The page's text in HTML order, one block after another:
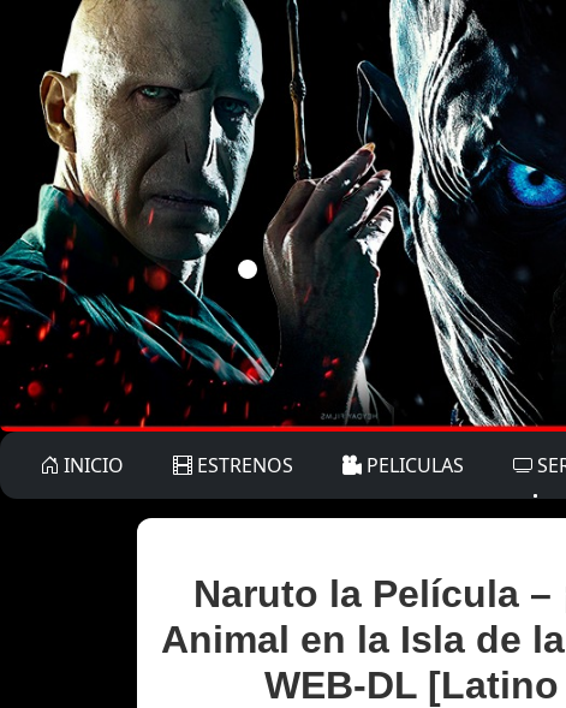
INICIO ESTRENOS PELICULAS
Naruto la Película
Animal en la Isla de
WEB-DL